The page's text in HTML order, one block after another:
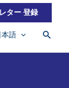
ター 登録
本語
検